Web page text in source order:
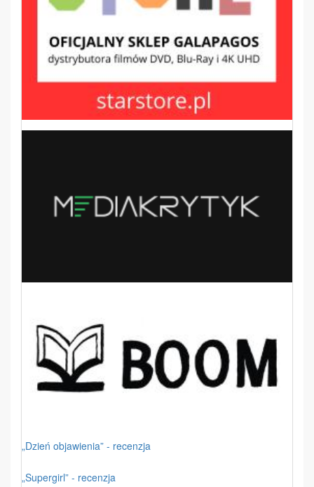
„Dzień objawienia” - recenzja
„Supergirl” - recenzja